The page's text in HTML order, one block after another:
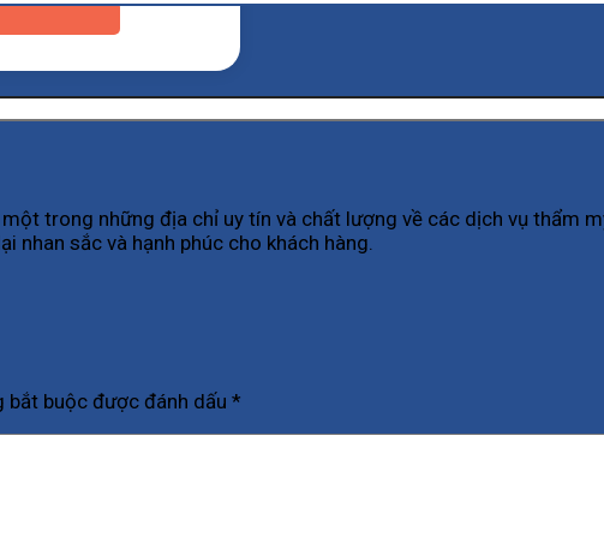
trong những địa chỉ uy tín và chất lượng về các dịch vụ thẩm
nhan sắc và hạnh phúc cho khách hàng.
bắt buộc được đánh dấu *